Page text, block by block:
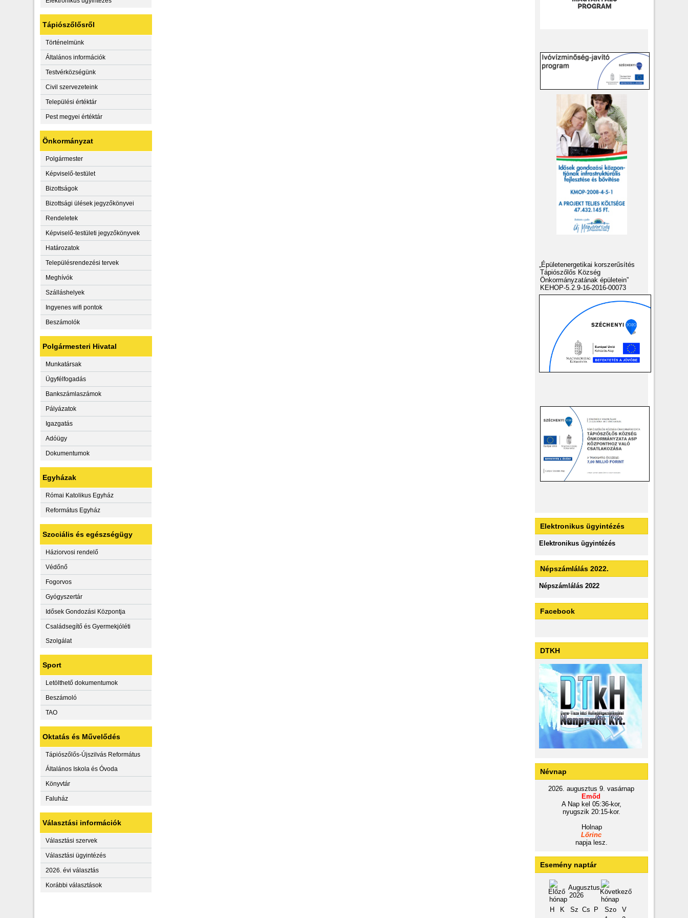
Tápiószőlősről
Történelmünk
Általános információk
Testvérközségünk
Civil szervezeteink
Települési értéktár
Pest megyei értéktár
Önkormányzat
Polgármester
Képviselő-testület
Bizottságok
Bizottsági ülések jegyzőkönyvei
Rendeletek
Képviselő-testületi jegyzőkönyvek
Határozatok
Településrendezési tervek
Meghívók
Szálláshelyek
Ingyenes wifi pontok
Beszámolók
Polgármesteri Hivatal
Munkatársak
Ügyfélfogadás
Bankszámlaszámok
Pályázatok
Igazgatás
Adóügy
Dokumentumok
Egyházak
Római Katolikus Egyház
Református Egyház
Szociális és egészségügy
Háziorvosi rendelő
Védőnő
Fogorvos
Gyógyszertár
Idősek Gondozási Központja
Családsegítő és Gyermekjóléti
Szolgálat
Sport
Letölthető dokumentumok
Beszámoló
TAO
Oktatás és Művelődés
Tápiószőlős-Újszilvás Református
Általános Iskola és Óvoda
Könyvtár
Faluház
Választási információk
Választási szervek
Választási ügyintézés
2026. évi választás
Korábbi választások
„Épületenergetikai korszerűsítés
Tápiószőlős Község
Önkormányzatának épületein”
KEHOP-5.2.9-16-2016-00073
Elektronikus ügyintézés
Elektronikus ügyintézés
Népszámlálás 2022.
Népszámlálás 2022
Facebook
DTKH
Névnap
2026. augusztus 9. vasárnap
Emőd
A Nap kel 05:36-kor,
nyugszik 20:15-kor.
Holnap
Lőrinc
napja lesz.
Esemény naptár
Augusztus
2026
H
K Sz Cs P Szo
V